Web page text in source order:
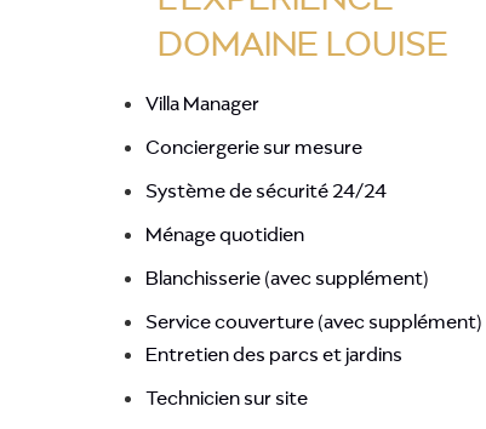
DOMAINE LOUISE
Villa Manager
Conciergerie sur mesure
Système de sécurité 24/24
Ménage quotidien
Blanchisserie (avec supplément)
Service couverture (avec supplément)
Entretien des parcs et jardins
Technicien sur site